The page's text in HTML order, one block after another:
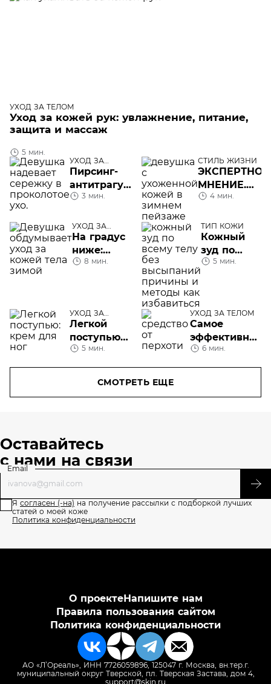
УХОД ЗА ТЕЛОМ
Уход за кожей рук: увлажнение, питание,
защита и массаж
5 мин.
УХОД ЗА
ТЕЛОМ
Пирсинг-
антитрагус:
сколько
прокол уха
3 мин.
СТИЛЬ ЖИЗНИ
ЭКСПЕРТНОЕ
МНЕНИЕ.
Мороз и
4 мин.
УХОД ЗА
ТЕЛОМ
На градус
ниже:
уход за
8 мин.
ТИП КОЖИ
Кожный
зуд по
всему
избавиться
5 мин.
УХОД ЗА
ТЕЛОМ
Легкой
поступью:
крем для
5 мин.
УХОД ЗА ТЕЛОМ
Самое
эффективное
средство от
6 мин.
СМОТРЕТЬ ЕЩЕ
Оставайтесь
с нами на связи
Email
Я согласен (-на) на получение рассылки с подборкой лучших
статей о моей коже
Политика конфиденциальности
О проектеНапишите нам
Правила пользования сайтом
Политика конфиденциальности
АО «Л’Ореаль», ИНН 7726059896, 125047 г. Москва, вн.тер.г.
муниципальный округ Тверской, пл. Тверская Застава, дом 4,
support@skin.ru